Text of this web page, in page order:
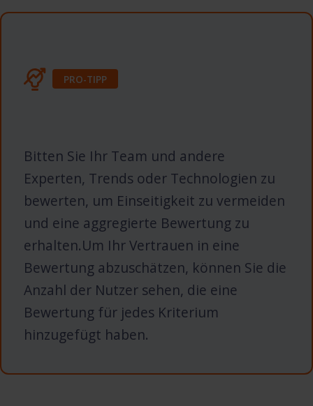
PRO-TIPP
Bitten Sie Ihr Team und andere
Experten, Trends oder Technologien zu
bewerten, um Einseitigkeit zu vermeiden
und eine aggregierte Bewertung zu
erhalten.Um Ihr Vertrauen in eine
Bewertung abzuschätzen, können Sie die
Anzahl der Nutzer sehen, die eine
Bewertung für jedes Kriterium
hinzugefügt haben.